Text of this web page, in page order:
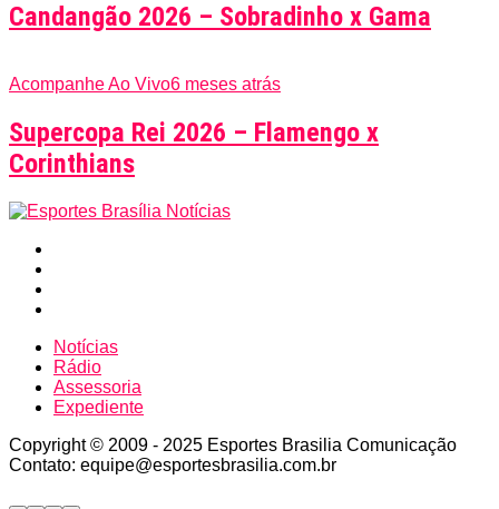
Candangão 2026 – Sobradinho x Gama
Acompanhe Ao Vivo6 meses atrás
Supercopa Rei 2026 – Flamengo x
Corinthians
Notícias
Rádio
Assessoria
Expediente
Copyright © 2009 - 2025 Esportes Brasilia Comunicação
Contato: equipe@esportesbrasilia.com.br